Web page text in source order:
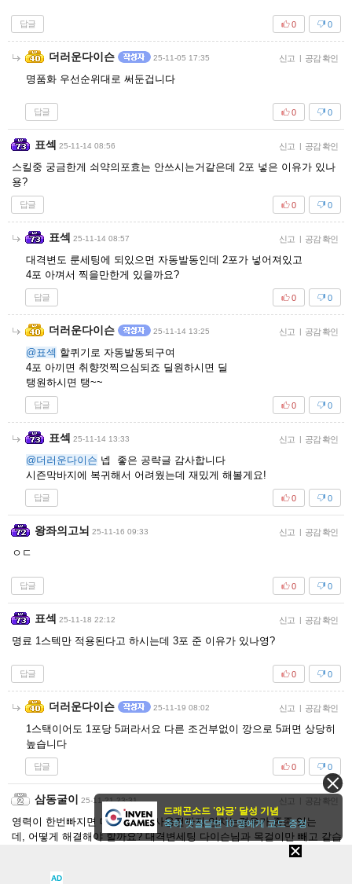
답글 0
0
더러운다이슨 25-11-05 17:35 신고 | 공감 확인
명품화 우선순위대로 써둔겁니다
답글 0
0
표섹 25-11-14 08:56 신고 | 공감 확인
스킬중 궁금한게 쇠약의포효는 안쓰시는거같은데 2포 넣은 이유가 있나
용?
답글 0
0
표섹 25-11-14 08:57 신고 | 공감 확인
대격변도 룬세팅에 되있으면 자동발동인데 2포가 넣어져있고
4포 아껴서 찍을만한게 있을까요?
답글 0
0
더러운다이슨 25-11-14 13:25 신고 | 공감 확인
@표섹 할퀴기로 자동발동되구여
4포 아끼면 취향껏찍으심되죠 딜원하시면 딜
탱원하시면 탱~~
답글 0
0
표섹 25-11-14 13:33 신고 | 공감 확인
@더러운다이슨 넵 좋은 공략글 감사합니다
시즌막바지에 복귀해서 어려웠는데 재밌게 해볼게요!
답글 0
0
왕좌의고뇌 25-11-16 09:33 신고 | 공감 확인
ㅇㄷ
답글 0
0
표섹 25-11-18 22:12 신고 | 공감 확인
명료 1스텍만 적용된다고 하시는데 3포 준 이유가 있나영?
답글 0
0
더러운다이슨 25-11-19 08:02 신고 | 공감 확인
1스택이어도 1포당 5퍼라서요 다른 조건부없이 깡으로 5퍼면 상당히
높습니다
답글 0
0
삼동굴이 25-11-21 23:31 신고 | 공감 확인
영력이 한번빠지면 대격변스킬 사용전까지 안차는경우가 종종 있는
데, 어떻게 해결해야 할까요? 대격변세팅 다이슨님과 목걸이만 빼고 같습
AD
드래곤소드 '압긍' 달성 기념
축하 댓글달면 10 명에게 코드 증정